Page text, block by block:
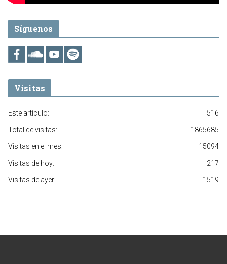
Síguenos
Visitas
516
Este artículo:
1865685
Total de visitas:
15094
Visitas en el mes:
217
Visitas de hoy:
1519
Visitas de ayer: